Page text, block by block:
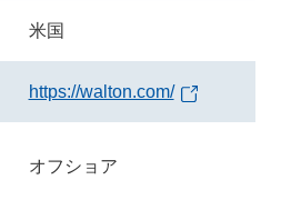
米国
https://walton.com/
オフショア